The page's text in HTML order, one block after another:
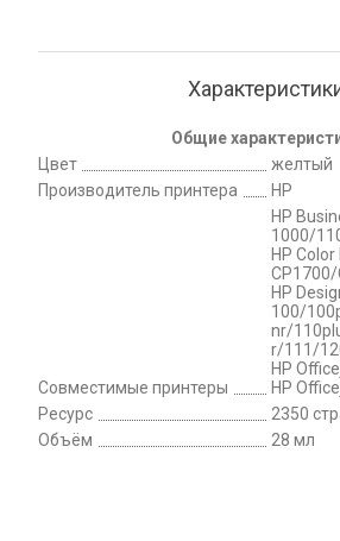
Общие
Цвет
желтый
Производитель принтера
HP
Совместимые принтеры
HP
1000/
HP
HP
100/
nr/
r/111/
HP
HP
Ресурс
2350
Объём
28 мл